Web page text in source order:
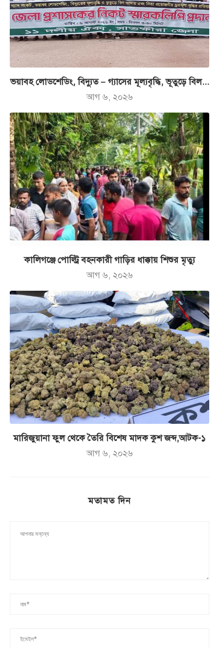
ভয়াবহ লোডশেডিং, বিদ্যুত – গ্যাসের মূল্যবৃদ্ধি, ভূতুড়ে বিল...
আগ ৬, ২০২৬
কালিগঞ্জে পোল্ট্রি বহনকারী গাড়ির ধাক্কায় শিশুর মৃত্যু
আগ ৬, ২০২৬
মারিজুয়ানা ফুল থেকে তৈরি বিশেষ মাদক কুশ জব্দ,আটক-১
আগ ৬, ২০২৬
মতামত দিন